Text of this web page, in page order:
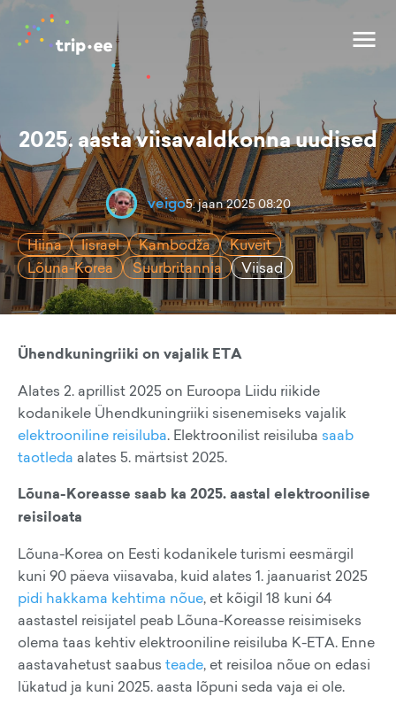
2025. aasta viisavaldkonna uudised
veigo5. jaan 2025 08:20
Hiina Iisrael Kambodža
Kuveit
Lõuna-Korea
Suurbritannia Viisad
Ühendkuningriiki on vajalik ETA
Alates 2. aprillist 2025 on Euroopa Liidu riikide
kodanikele Ühendkuningriiki sisenemiseks vajalik
elektrooniline reisiluba. Elektroonilist reisiluba saab
taotleda alates 5. märtsist 2025.
Lõuna-Koreasse saab ka 2025. aastal elektroonilise
reisiloata
Lõuna-Korea on Eesti kodanikele turismi eesmärgil
kuni 90 päeva viisavaba, kuid alates 1. jaanuarist 2025
pidi hakkama kehtima nõue, et kõigil 18 kuni 64
aastastel reisijatel peab Lõuna-Koreasse reisimiseks
olema taas kehtiv elektrooniline reisiluba K-ETA. Enne
aastavahetust saabus teade, et reisiloa nõue on edasi
lükatud ja kuni 2025. aasta lõpuni seda vaja ei ole.